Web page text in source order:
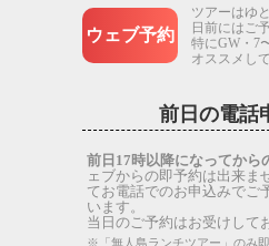
ウェブ予約
ツアーはゆ
日前にはご
特にGW・7
オススメし
前日の電話
前日17時以降になってから
ェブからの即予約は出来ま
てお電話でのお申込みでご
います。
当日のご予約はお受けして
※「無人島ランチツアー」のみ